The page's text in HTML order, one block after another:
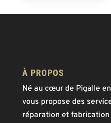
À PROPOS
Né au cœur de Pigalle
vous propose des
réparation et